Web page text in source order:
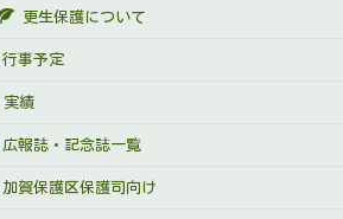
更生保護について
行事予定
実績
広報誌・記念誌一覧
加賀保護区保護司向け